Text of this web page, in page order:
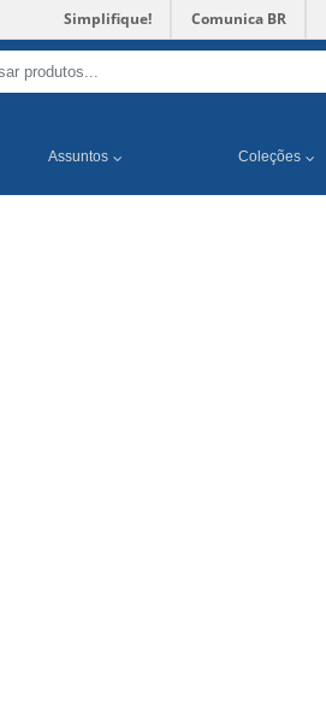
Simplifique! Comunica BR
Assuntos Coleções